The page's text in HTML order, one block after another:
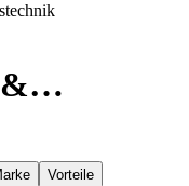
Vorteile